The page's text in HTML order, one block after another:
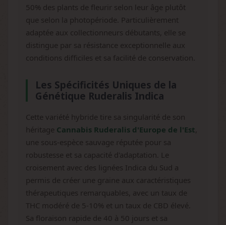
50% des plants de fleurir selon leur âge plutôt
que selon la photopériode. Particulièrement
adaptée aux collectionneurs débutants, elle se
distingue par sa résistance exceptionnelle aux
conditions difficiles et sa facilité de conservation.
Les Spécificités Uniques de la
Génétique Ruderalis Indica
Cette variété hybride tire sa singularité de son
héritage Cannabis Ruderalis d'Europe de l'Est
une sous-espèce sauvage réputée pour sa
robustesse et sa capacité d'adaptation. Le
croisement avec des lignées Indica du Sud a
permis de créer une graine aux caractéristiques
thérapeutiques remarquables, avec un taux de
THC modéré de 5-10% et un taux de CBD élevé.
Sa floraison rapide de 40 à 50 jours et sa